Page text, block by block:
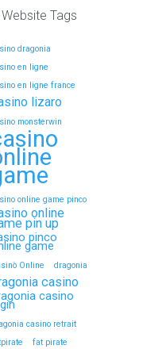
Tags
dragonia
en ligne
en ligne france
lizaro
monsterwin
online game pinco
online
pin up
pinco
game
Online dragonia
casino
casino
casino retrait
fat pirate